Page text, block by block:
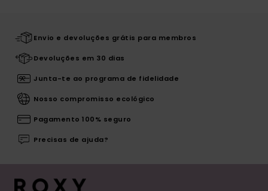
Envio e devoluções grátis para membros
Devoluções em 30 dias
Junta-te ao programa de fidelidade
Nosso compromisso ecológico
Pagamento 100% seguro
Precisas de ajuda?